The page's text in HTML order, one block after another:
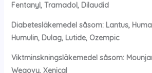
Fentanyl, Tramadol, Dilaudid
Diabetesläkemedel såsom: Lantus,
Humulin, Dulag, Lutide, Ozempic
Viktminskningsläkemedel såsom:
Wegovy, Xenical